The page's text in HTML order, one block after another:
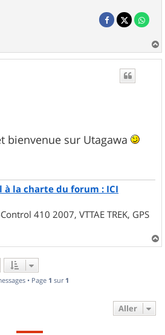
a
bienvenue sur Utagawa
la charte du forum : ICI
410 2007, VTTAE TREK, GPS
a
• Page 1 sur 1
Aller